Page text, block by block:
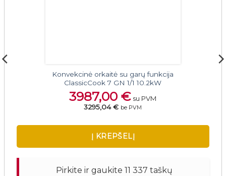
Konvekcinė orkaitė su garų funkcija
ClassicCook 7 GN 1/1 10.2kW
3987,00€ su PVM
3295,04 € be PVM
Į KREPŠELĮ
Pirkite ir gaukite 11 337 taškų